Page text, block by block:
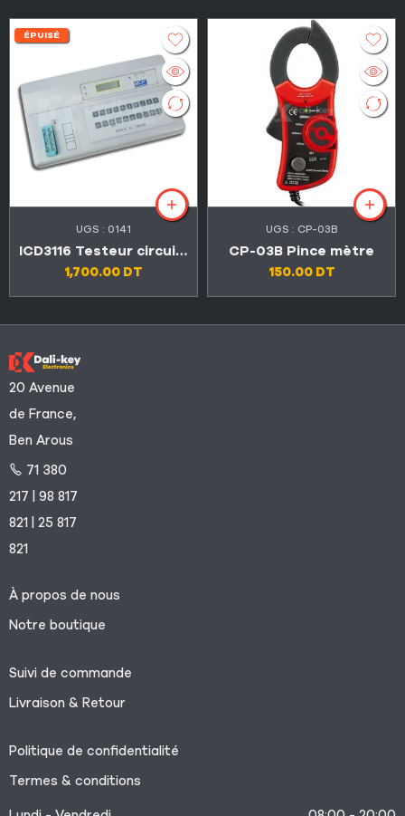
ÉPUISÉ
UGS : 0141
ICD3116 Testeur circuit intégré
1,700.00 DT
UGS : CP-03B
CP-03B Pince mètre
150.00 DT
20 Avenue
de France,
Ben Arous
71 380
217 | 98 817
821 | 25 817
821
À propos de nous
Notre boutique
Suivi de commande
Livraison & Retour
Politique de confidentialité
Termes & conditions